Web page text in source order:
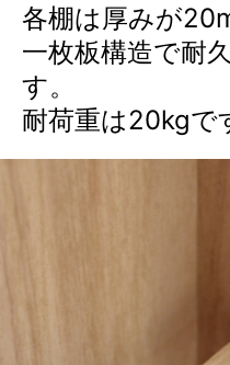
各棚は厚みが
一枚板構造で耐
す。
耐荷重は20kgで